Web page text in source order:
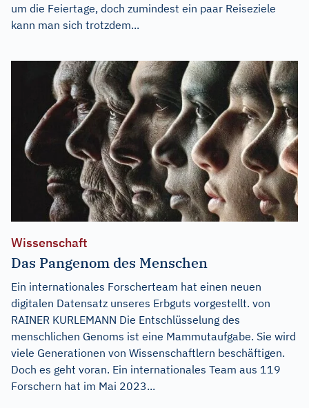
um die Feiertage, doch zumindest ein paar Reiseziele
kann man sich trotzdem...
Wissenschaft
Das Pangenom des Menschen
Ein internationales Forscherteam hat einen neuen
digitalen Datensatz unseres Erbguts vorgestellt. von
RAINER KURLEMANN Die Entschlüsselung des
menschlichen Genoms ist eine Mammutaufgabe. Sie wird
viele Generationen von Wissenschaftlern beschäftigen.
Doch es geht voran. Ein internationales Team aus 119
Forschern hat im Mai 2023...